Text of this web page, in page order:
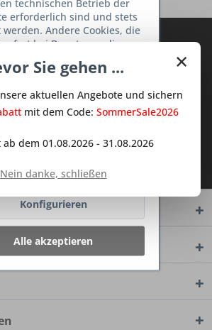
Sie den kostenlosen Deine
oder Aktion mehr aus
Küchen - Shop.
dieDatenschutzbestimmungen
genommen.
×
Sie gehen ...
aktuellen Angebote und sichern
mit dem Code: SommerSale2026
dem 01.08.2026 - 31.08.2026
Nein danke, schließen
technischen Betrieb der
erforderlich sind und stets
werden. Andere Cookies, die
bei Benutzung dieser
oder die Interaktion mit
vereinfachen sollen,
nur mit Ihrer Zustimmung
Ablehnen
Konfigurieren
Alle akzeptieren